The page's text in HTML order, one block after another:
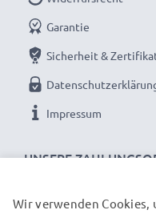
✔ 100% kompatibler
Alcatel
Lange Akku-
für Alcatel Telefone
reduziertem Memory-
hochwertige Zellen
UNSERE
Garantie
Sicherheit &
Impressum
Wir verwenden Cookies,